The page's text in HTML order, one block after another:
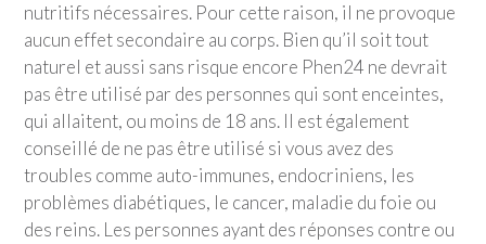
nutritifs nécessaires. Pour cette raison, il ne provoque
aucun effet secondaire au corps. Bien qu’il soit tout
naturel et aussi sans risque encore Phen24 ne devrait
pas être utilisé par des personnes qui sont enceintes,
qui allaitent, ou moins de 18 ans. Il est également
conseillé de ne pas être utilisé si vous avez des
troubles comme auto-immunes, endocriniens, les
problèmes diabétiques, le cancer, maladie du foie ou
des reins. Les personnes ayant des réponses contre ou